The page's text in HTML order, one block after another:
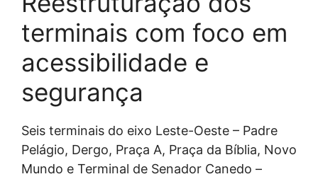
terminais com foco em
acessibilidade e
segurança
Seis terminais do eixo Leste-Oeste – Padre
Pelágio, Dergo, Praça A, Praça da Bíblia, Novo
Mundo e Terminal de Senador Canedo –